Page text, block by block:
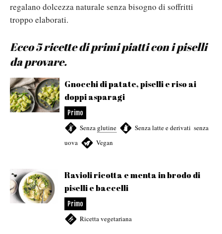
regalano dolcezza naturale senza bisogno di soffritti
troppo elaborati.
Ecco 5 ricette di primi piatti con i piselli
da provare.
Gnocchi di patate, piselli e riso ai
doppi asparagi
Primo
Senza glutine Senza latte e derivati ,senza
uova
Vegan
Ravioli ricotta e menta in brodo di
piselli e baccelli
Primo
Ricetta vegetariana